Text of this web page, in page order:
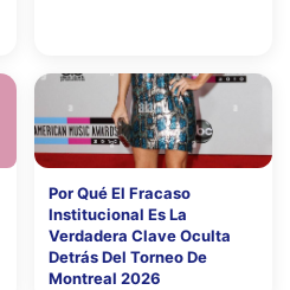
Por Qué El Fracaso
Institucional Es La
Verdadera Clave Oculta
Detrás Del Torneo De
Montreal 2026